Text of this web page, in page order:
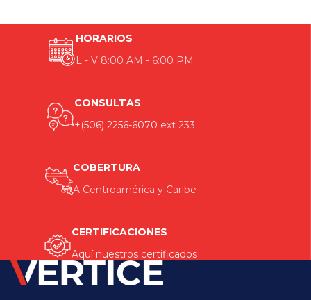
HORARIOS
L - V 8:00 AM - 6:00 PM
CONSULTAS
+(506) 2256-6070 ext 233
COBERTURA
A Centroamérica y Caribe
CERTIFICACIONES
Aquí nuestros certificados